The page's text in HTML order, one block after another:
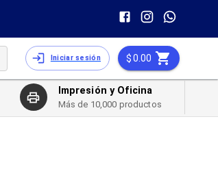
Iniciar sesión 0.00
Impresión y Oficina
Más de 10,000 productos